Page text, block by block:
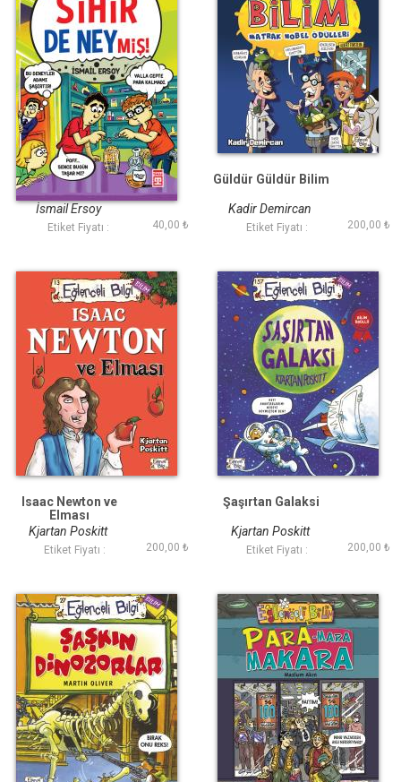
Sihir De Neymiş?
İsmail Ersoy
Etiket Fiyatı : 40,00 ₺
Güldür Güldür Bilim
Kadir Demircan
Etiket Fiyatı : 200,00 ₺
Isaac Newton ve
Elması
Kjartan Poskitt
Etiket Fiyatı : 200,00 ₺
Şaşırtan Galaksi
Kjartan Poskitt
Etiket Fiyatı : 200,00 ₺